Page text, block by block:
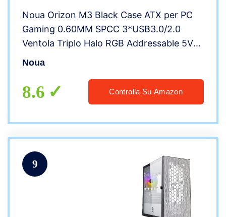
Noua Orizon M3 Black Case ATX per PC
Gaming 0.60MM SPCC 3*USB3.0/2.0
Ventola Triplo Halo RGB Addressable 5V
Front Mesh & Pannello Laterale in Vetro
482x396x210 mm)
Noua
8.6 Controlla Su Amazon
9